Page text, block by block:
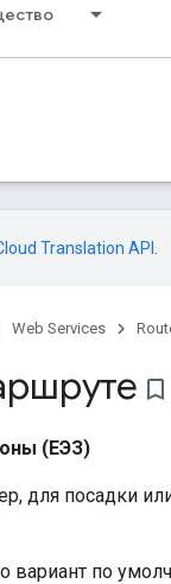
Translation API
Web Services
bookmark_border
(ЕЭЗ)
для посадки
вариант по